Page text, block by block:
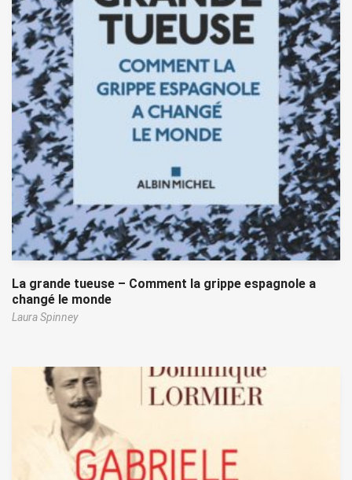
La grande tueuse – Comment la grippe espagnole a
changé le monde
Laura Spinney